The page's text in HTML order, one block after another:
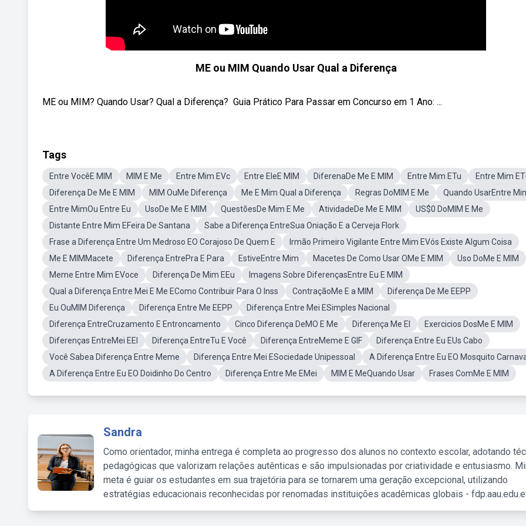
ME ou MIM Quando Usar Qual a Diferença
ME ou MIM? Quando Usar? Qual a Diferença? ‍ Guia Prático Para Passar em Concurso em 1 Ano: ...
Tags
Entre VocêE MIM MIM E Me Entre Mim EVc Entre EleE MIM DiferenaDe Me E MIM Entre Mim ETu
Entre Mim
Diferença De Me E MIM
MIM OuMe Diferença Me E Mim Qual a Diferença Regras DoMIM E Me
Quando UsarEntre
Entre MimOu Entre Eu
UsoDe Me E MIM QuestõesDe Mim E Me AtividadeDe Me E MIM
US$0 DoMIM E Me
Distante Entre Mim EFeira De Santana
Sabe a Diferença EntreSua Oniação E a Cerveja Flork
Frase a Diferença Entre Um Medroso EO Corajoso De Quem E
Irmão Primeiro Vigilante Entre Mim EVós Existe Algum Coisa
Me E MIMMacete
Diferença EntrePra E Para EstiveEntre Mim Macetes De Como Usar OMe E MIM
Uso DoMe E MIM
Meme Entre Mim EVoce
Diferença De Mim EEu
Imagens Sobre DiferençasEntre Eu E MIM
Qual a Diferença Entre Mei E Me EComo Contribuir Para O Inss
ContraçãoMe E a MIM
Diferença De Me EEPP
Eu OuMIM Diferença
Diferença Entre Me EEPP
Diferença Entre Mei ESimples Nacional
Diferença EntreCruzamento E Entroncamento
Cinco Diferença DeMO E Me Diferença Me EI
Exercicios DosMe E MIM
Diferenças EntreMei EEI
Diferença EntreTu E Você Diferença EntreMeme E GIF
Diferença Entre Eu EUs Cabo
Você Sabea Diferença Entre Meme
Diferença Entre Mei ESociedade Unipessoal
A Diferença Entre Eu EO Mosquito
A Diferença Entre Eu EO Doidinho Do Centro
Diferença Entre Me EMei MIM E MeQuando Usar Frases ComMe E MIM
Sandra
Como orientador, minha entrega é completa ao progresso dos alunos no contexto escolar, adotando
pedagógicas que valorizam relações autênticas e são impulsionadas por criatividade e entusiasmo.
meta é guiar os estudantes em sua trajetória para se tornarem uma geração excepcional, utilizando
estratégias educacionais reconhecidas por renomadas instituições acadêmicas globais -